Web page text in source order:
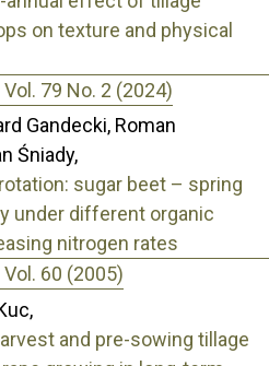
on texture and physical
79 No. 2 (2024)
Gandecki, Roman
Śniady,
sugar beet – spring
under different organic
nitrogen rates
60 (2005)
and pre-sowing tillage